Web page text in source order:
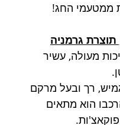
ממטעמי החג!
גרמניה
מעולה, עשיר
רך ובעל מרקם
הוא מתאים